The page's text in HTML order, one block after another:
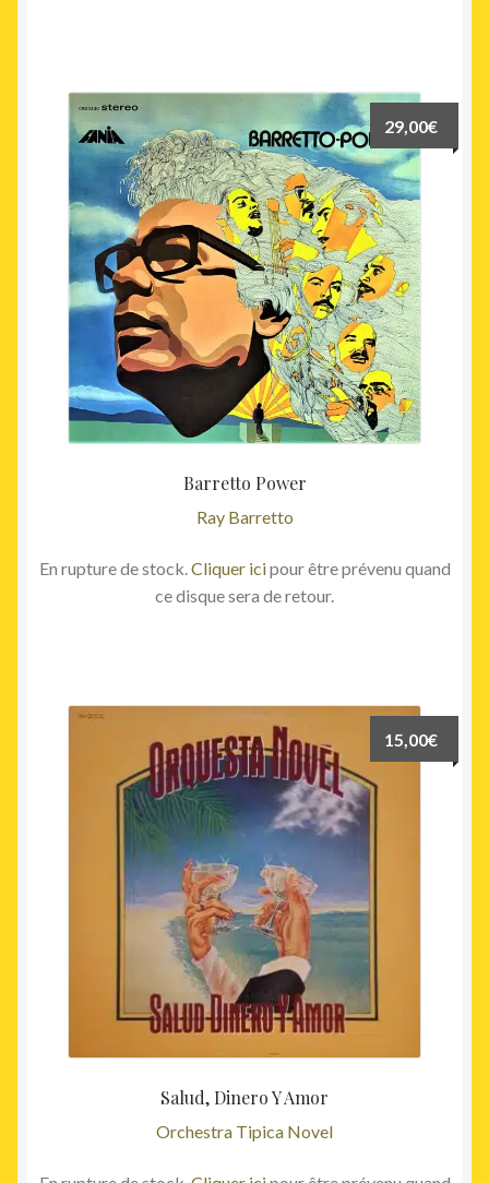
Barretto Power
Ray Barretto
29,00€
En rupture de stock.Cliquer icipour être prévenu quand
ce disque sera de retour.
Salud, Dinero Y Amor
Orchestra Tipica Novel
15,00€